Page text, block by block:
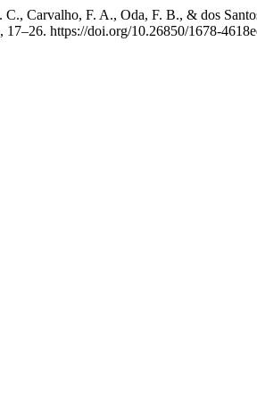
Carvalho, F. A., Oda, F. B., & dos
17–26. https://doi.org/10.26850/1678-